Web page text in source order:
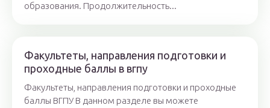
образования. Продолжительность...
Факультеты, направления подготовки и
проходные баллы в вгпу
Факультеты, направления подготовки и проходные
баллы ВГПУ В данном разделе вы можете